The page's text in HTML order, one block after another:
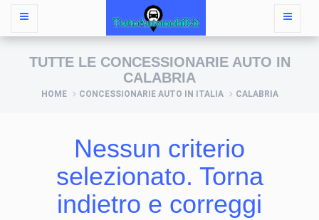
TUTTE LE CONCESSIONARIE AUTO IN
CALABRIA
HOME CONCESSIONARIE AUTO IN ITALIA CALABRIA
Nessun criterio
selezionato. Torna
indietro e correggi